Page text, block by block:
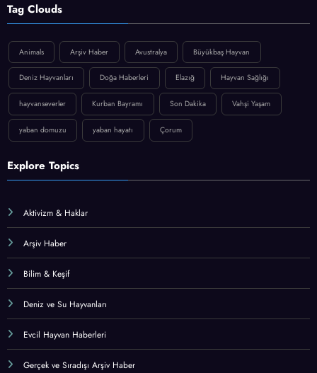
Tag Clouds
Animals Arşiv Haber Avustralya Büyükbaş Hayvan
Deniz Hayvanları Doğa Haberleri Elazığ Hayvan Sağlığı
hayvanseverler Kurban Bayramı Son Dakika Vahşi Yaşam
yaban domuzu yaban hayatı Çorum
Explore Topics
Aktivizm & Haklar
Arşiv Haber
Bilim & Keşif
Deniz ve Su Hayvanları
Evcil Hayvan Haberleri
Gerçek ve Sıradışı Arşiv Haber